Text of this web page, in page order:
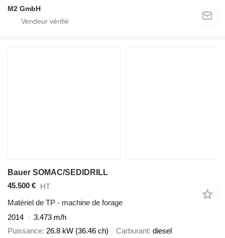
M2 GmbH
Bauer SOMAC/SEDIDRILL
45.500 € HT
Matériel de TP - machine de forage
2014
3.473 m/h
Puissance 26.8 kW (36.46 ch) Carburant diesel